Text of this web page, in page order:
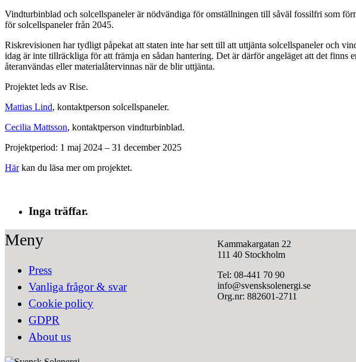
Vindturbinblad och solcellspaneler är nödvändiga för omställningen till såväl fossilfri som
för solcellspaneler från 2045.
Riskrevisionen har tydligt påpekat att staten inte har sett till att uttjänta solcellspaneler och
idag är inte tillräckliga för att främja en sådan hantering. Det är därför angeläget att det
återanvändas eller materialåtervinnas när de blir uttjänta.
Projektet leds av Rise.
Mattias Lind, kontaktperson solcellspaneler.
Cecilia Mattsson, kontaktperson vindturbinblad.
Projektperiod: 1 maj 2024 – 31 december 2025
Härkan du läsa mer om projektet.
Inga träffar.
Meny
Press
Vanliga frågor & svar
Cookie policy
GDPR
About us
Kammakargatan 22
111 40 Stockholm
Tel: 08-441 70 90
info@svensksolenergi.se
Org.nr: 882601-2711